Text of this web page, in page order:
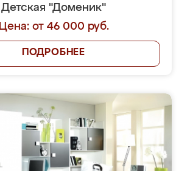
Детская "Доменик"
Цена: от 46 000 руб.
ПОДРОБНЕЕ